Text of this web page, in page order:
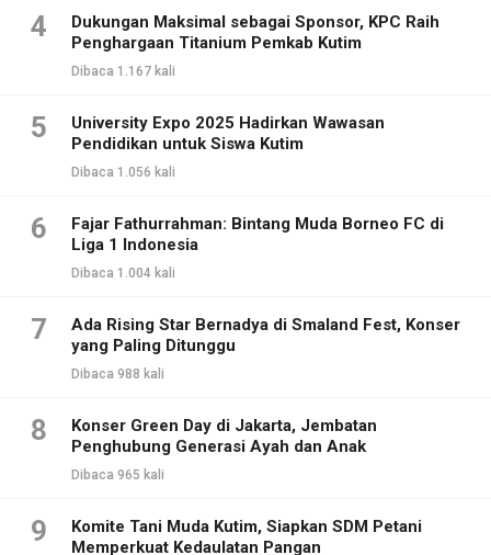
4
Dukungan Maksimal sebagai Sponsor, KPC Raih
Penghargaan Titanium Pemkab Kutim
Dibaca 1.167 kali
5
University Expo 2025 Hadirkan Wawasan
Pendidikan untuk Siswa Kutim
Dibaca 1.056 kali
6
Fajar Fathurrahman: Bintang Muda Borneo FC di
Liga 1 Indonesia
Dibaca 1.004 kali
7
Ada Rising Star Bernadya di Smaland Fest, Konser
yang Paling Ditunggu
Dibaca 988 kali
8
Konser Green Day di Jakarta, Jembatan
Penghubung Generasi Ayah dan Anak
Dibaca 965 kali
9
Komite Tani Muda Kutim, Siapkan SDM Petani
Memperkuat Kedaulatan Pangan